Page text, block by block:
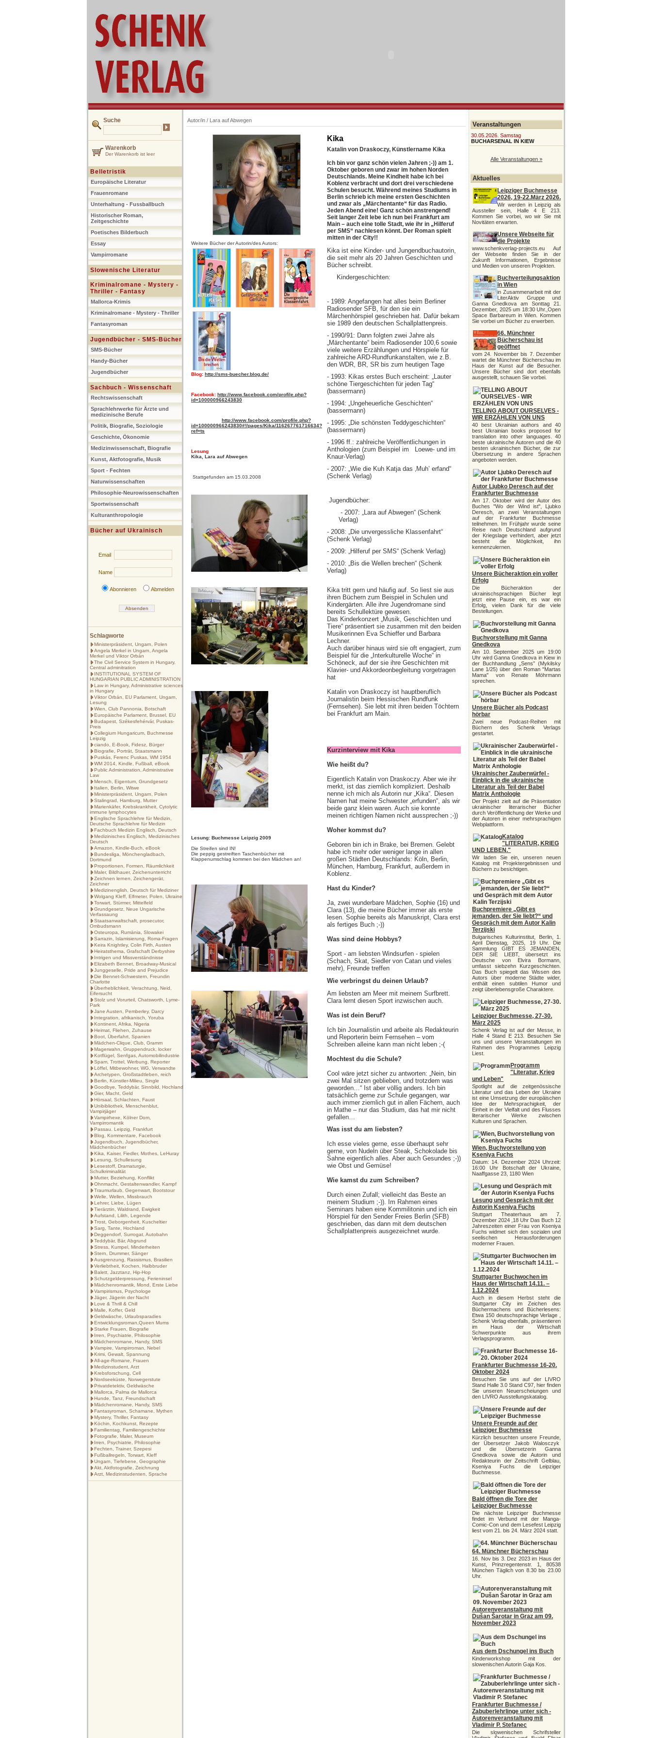
Suche
Warenkorb
Der Warenkorb ist leer
Belletristik
Europäische Literatur
Frauenromane
Unterhaltung - Fussballbuch
Historischer Roman,
Zeitgeschichte
Poetisches Bilderbuch
Essay
Vampirromane
Slowenische Literatur
Kriminalromane - Mystery -
Thriller - Fantasy
Mallorca-Krimis
Kriminalromane - Mystery - Thriller
Fantasyroman
Jugendbücher - SMS-Bücher
SMS-Bücher
Handy-Bücher
Jugendbücher
Sachbuch - Wissenschaft
Rechtswissenschaft
Sprachlehrwerke für Ärzte und
medizinische Berufe
Politik, Biografie, Soziologie
Geschichte, Ökonomie
Medizinwissenschaft, Biografie
Kunst, Aktfotografie, Musik
Sport - Fechten
Naturwissenschaften
Philosophie-Neurowissenschaften
Sportwissenschaft
Kulturanthropologie
Bücher auf Ukrainisch
Email
Name
Abonnieren Abmelden
Schlagworte
Ministerpräsident, Ungarn, Polen
Angela Merkel in Ungarn, Angela
Merkel und Viktor Orbán
The Civil Service System in Hungary,
Central adminitration
INSTITUTIONAL SYSTEM OF
HUNGARIAN PUBLIC ADMINISTRATION
Law in Hungary, Administrative sciences
in Hungary
Viktor Orbán, EU Parlament, Ungarn,
Lesung
Wien, Club Pannonia, Botschaft
Europäische Parlament, Brussel, EU
Budapest, Székesfehérvár, Puskas-
Preis
Collegium Hungaricum, Buchmesse
Leipzig
ciando, E-Book, Fidesz, Bürger
Biografie, Porträt, Staatsmann
Puskás, Ferenc Puskas, WM 1954
WM 2014, Kindle, Fußball, eBook
Public Administration, Administrative
Law
Mensch, Eigentum, Grundgesetz
Italien, Berlin, Witwe
Ministerpräsident, Ungarn, Polen
Stalingrad, Hamburg, Mutter
Marienkäfer, Krebskrankheit, Cytolytic
immune lymphocytes
Englische Sprachlehre für Medizin,
Deutsche Sprachlehre für Medizin
Fachbuch Medizin Englisch, Deutsch
Medizinisches Englisch, Medizinisches
Deutsch
Amazon, Kindle-Buch, eBook
Bundesliga, Mönchengladbach,
Dortmund
Proportionen, Formen, Räumlichkeit
Maler, Bildhauer, Zeichenunterricht
Zeichnen lernen, Zeichengerät,
Zeichner
Medizinenglish, Deutsch für Mediziner
Wolgang Kleff, Elfmeter, Polen, Ukraine
Torwart, Stürmer, Mittelfeld
Grundgesetz, Neue Ungarische
Verfassaung
Staatsanwaltschaft, prosecutor,
Ombudsmann
Osteuropa, Rumänia, Slowakei
Sarrazin, Islamisierung, Roma-Fragen
Keira Knightley, Colin Firth, Austen
Heiratsthema, Grafschaft Derbyshire
Intrigen und Missverständnisse
Elizabeth Bennet, Broadway-Musical
Junggeselle, Pride and Prejudice
Die Bennet-Schwestern, Freundin
Charlotte
Überheblichkeit, Verachtung, Neid,
Eifersucht
Stolz und Vorurteil, Chatsworth, Lyme-
Park
Jane Austen, Pemberley, Darcy
Integration, afrikanisch, Yoruba
Kontinent, Afrika, Nigeria
Heimat, Fliehen, Zuhause
Boot, Überfahrt, Spanien
Mädchen-Clique, Club, Gramm
Magerwahn, Gruppendruck, locker
Kotflügel, Senfgas, Automobilindustrie
Spam, Trottel, Werbung, Reporter
Löffel, Mitbewohner, WG, Verwandte
Archetypen, Großstadtleben, reich
Berlin, Künstler-Milieu, Single
Goodbye, Teddybär, Sinnbild, Hochland
Gier, Macht, Geld
Hörsaal, Schlachten, Faust
Unibibliothek, Menschenblut,
Vampirjäger
Vampirhexe, Kölner Dom,
Vampirromantik
Passau. Leipzig, Frankfurt
Blog, Kommentare, Facebook
Jugendbuch, Jugendbücher,
Mädchenbücher
Kika, Kaiser, Fiedler, Mothes, LeHuray
Lesung, Schullesung
Lesestoff, Dramaturgie,
Schulkriminalität
Mutter, Beziehung, Konflikt
Ohnmacht, Gestaltenwandler, Kampf
Traumurlaub, Gegenwart, Bootstour
Welle, Wellen, Missbrauch
Lehrer, Liebe, Lügen
Tierärztin, Waldrand, Ewigkeit
Aufstand, Lilith, Legende
Trost, Geborgenheit, Kuscheltier
Sarg, Tante, Hochland
Deggendorf, Surrogat, Autobahn
Teddybär, Bär, Abgrund
Stress, Kumpel, Minderheiten
Stern, Drummer, Sänger
Ausgrenzung, Rassismus, Brasilien
Verliebtheit, Kochen, Halbbruder
Balett, Jazztanz, Hip-Hop
Schutzgelderpressung, Ferieninsel
Mädchenromantik, Mond, Erste Liebe
Vampirismus, Psychologe
Jäger, Jägerin der Nacht
Love & Thrill & Chill
Malle, Koffer, Geld
Geldwäsche, Urlaubsparadies
Entwicklungsroman,Queen Mums
Starke Frauen, Biografie
Irren, Psychiatrie, Philosophie
Mädchenromane, Handy, SMS
Vampire, Vampirroman, Nebel
Krimi, Gewalt, Spannung
All-age-Romane, Frauen
Medizinstudent, Arzt
Krebsforschung, Cell
Nordseeküste, Norwegerstute
Privatdetektiv, Geldwäsche
Mallorca, Palma de Mallorca
Hunde, Tanz, Freundschaft
Mädchenromane, Handy, SMS
Fantasyroman, Schamane, Mythen
Mystery, Thriller, Fantasy
Köchin, Kochkunst, Rezepte
Familientag, Familiengeschichte
Fotografie, Maler, Museum
Irren, Psychiatrie, Philosophie
Fechten, Trainer, Szepesi
Fußballregeln, Torwart, Kleff
Ungarn, Tiefebene, Geographie
Akt, Aktfotografie, Zeichnung
Arzt, Medizinstudenten, Sprache
Autor/in / Lara auf Abwegen
Weitere Bücher der Autorin/des Autors:
Blog: http://sms-buecher.blog.de/
Facebook: http://www.facebook.com/profile.php?
id=100000966243830
http://www.facebook.com/profile.php?
id=100000966243830#!/pages/Kika/116267761716634?
ref=ts
Lesung
Kika, Lara auf Abwegen
Stattgefunden am 15.03.2008
Lesung: Buchmesse Leipzig 2009
Die Streifen sind IN!
Die peppig gestreiften Taschenbücher mit
Klappenumschlag kommen bei den Mädchen an!
Kika
Katalin von Draskoczy, Künstlername Kika
Ich bin vor ganz schön vielen Jahren ;-)) am 1.
Oktober geboren und zwar im hohen Norden
Deutschlands. Meine Kindheit habe ich bei
Koblenz verbracht und dort drei verschiedene
Schulen besucht. Während meines Studiums in
Berlin schrieb ich meine ersten Geschichten
und zwar als „Märchentante“ für das Radio.
Jeden Abend eine! Ganz schön anstrengend!
Seit langer Zeit lebe ich nun bei Frankfurt am
Main – auch eine tolle Stadt, wie ihr in „Hilferuf
per SMS“ nachlesen könnt. Der Roman spielt
mitten in der City!!
Kika ist eine Kinder- und Jungendbuchautorin,
die seit mehr als 20 Jahren Geschichten und
Bücher schreibt.
Kindergeschichten:
- 1989: Angefangen hat alles beim Berliner
Radiosender SFB, für den sie ein
Märchenhörspiel geschrieben hat. Dafür bekam
sie 1989 den deutschen Schallplattenpreis.
- 1990/91: Dann folgten zwei Jahre als
„Märchentante“ beim Radiosender 100,6 sowie
viele weitere Erzählungen und Hörspiele für
zahlreiche ARD-Rundfunkanstalten, wie z.B.
den WDR, BR, SR bis zum heutigen Tage
- 1993: Kikas erstes Buch erscheint: „Lauter
schöne Tiergeschichten für jeden Tag“
(bassermann)
- 1994: „Ungeheuerliche Geschichten“
(bassermann)
- 1995: „Die schönsten Teddygeschichten“
(bassermann)
- 1996 ff.: zahlreiche Veröffentlichungen in
Anthologien (zum Beispiel im Loewe- und im
Knaur-Verlag)
- 2007: „Wie die Kuh Katja das ‚Muh’ erfand“
(Schenk Verlag)
Jugendbücher:
- 2007: „Lara auf Abwegen“ (Schenk
Verlag)
- 2008: „Die unvergessliche Klassenfahrt“
(Schenk Verlag)
- 2009: „Hilferuf per SMS“ (Schenk Verlag)
- 2010: „Bis die Wellen brechen“ (Schenk
Verlag)
Kika tritt gern und häufig auf. So liest sie aus
ihren Büchern zum Beispiel in Schulen und
Kindergärten. Alle ihre Jugendromane sind
bereits Schullektüre gewesen.
Das Kinderkonzert „Musik, Geschichten und
Tiere“ präsentiert sie zusammen mit den beiden
Musikerinnen Eva Schieffer und Barbara
Lechner.
Auch darüber hinaus wird sie oft engagiert, zum
Beispiel für die „Interkulturelle Woche“ in
Schöneck, auf der sie ihre Geschichten mit
Klavier- und Akkordeonbegleitung vorgetragen
hat
Katalin von Draskoczy ist hauptberuflich
Journalistin beim Hessischen Rundfunk
(Fernsehen). Sie lebt mit ihren beiden Töchtern
bei Frankfurt am Main.
Kurzinterview mit Kika
Wie heißt du?
Eigentlich Katalin von Draskoczy. Aber wie ihr
merkt, ist das ziemlich kompliziert. Deshalb
nenne ich mich als Autorin nur „Kika“. Diesen
Namen hat meine Schwester „erfunden“, als wir
beide ganz klein waren. Auch sie konnte
meinen richtigen Namen nicht aussprechen ;-))
Woher kommst du?
Geboren bin ich in Brake, bei Bremen. Gelebt
habe ich mehr oder weniger lange in allen
großen Städten Deutschlands: Köln, Berlin,
München, Hamburg, Frankfurt, außerdem in
Koblenz.
Hast du Kinder?
Ja, zwei wunderbare Mädchen, Sophie (16) und
Clara (13), die meine Bücher immer als erste
lesen. Sophie bereits als Manuskript, Clara erst
als fertiges Buch ;-))
Was sind deine Hobbys?
Sport - am liebsten Windsurfen - spielen
(Schach, Skat, Siedler von Catan und vieles
mehr), Freunde treffen
Wie verbringst du deinen Urlaub?
Am liebsten am Meer mit meinem Surfbrett.
Clara lernt diesen Sport inzwischen auch.
Was ist dein Beruf?
Ich bin Journalistin und arbeite als Redakteurin
und Reporterin beim Fernsehen – vom
Schreiben alleine kann man nicht leben ;-(
Mochtest du die Schule?
Cool wäre jetzt sicher zu antworten: „Nein, bin
zwei Mal sitzen geblieben, und trotzdem was
geworden…“ Ist aber völlig anders. Ich bin
tatsächlich gerne zur Schule gegangen, war
auch immer ziemlich gut in allen Fächern, auch
in Mathe – nur das Studium, das hat mir nicht
gefallen…
Was isst du am liebsten?
Ich esse vieles gerne, esse überhaupt sehr
gerne, von Nudeln über Steak, Schokolade bis
Sahne eigentlich alles. Aber auch Gesundes ;-))
wie Obst und Gemüse!
Wie kamst du zum Schreiben?
Durch einen Zufall; vielleicht das Beste an
meinem Studium ;-)). Im Rahmen eines
Seminars haben eine Kommilitonin und ich ein
Hörspiel für den Sender Freies Berlin (SFB)
geschrieben, das dann mit dem deutschen
Schallplattenpreis ausgezeichnet wurde.
Veranstaltungen
30.05.2026. Samstag
BUCHARSENAL IN KIEW
Alle Veranstaltungen »
Aktuelles
Leipziger Buchmesse
2026, 19-22.März 2026.
Wir werden in Leipzig als
Aussteller sein, Halle 4 E 213.
Kommen Sie vorbei, wo wir Sie mit
Novitäten erwarten.
Unsere Webseite für
die Projekte
www.schenkverlag-projects.eu Auf
der Webseite finden Sie in der
Zukunft Informationen, Ergebnisse
und Medien von unseren Projekten.
Buchverteilungsaktion
in Wien
in Zusammenarbeit mit der
LiterAktiv Gruppe und
Ganna Gnedkova am Sonttag 21.
Dezember, 2025 um 18:30 Uhr.,Open
Space Barbareum in Wien. Kommen
Sie vorbei um Bücher zu erwerben.
66. Münchner
Bücherschau ist
geöffnet
vom 24. November bis 7. Dezember
wartet die Münchner Bücherschau im
Haus der Kunst auf die Besucher.
Unsere Bücher sind dort ebenfalls
ausgestellt, schauen Sie vorbei.
TELLING ABOUT OURSELVES -
WIR ERZÄHLEN VON UNS
40 best Ukrainian authors and 40
best Ukrainian books proposed for
translation into other languages. 40
beste ukrainische Autoren und die 40
besten ukrainischen Bücher, die zur
Übersetzung in andere Sprachen
angeboten werden.
Autor Ljubko Deresch auf der
Frankfurter Buchmesse
Am 17. Oktober wird der Autor des
Buches "Wo der Wind ist", Ljubko
Deresch, an zwei Veranstaltungen
auf der Frankfurter Buchmesse
teilnehmen. Im Frühjahr wurde seine
Reise nach Deutschland aufgrund
der Kriegslage verhindert, aber jetzt
besteht die Möglichkeit, ihn
kennenzulernen.
Unsere Bücheraktion ein voller
Erfolg
Die Bücheraktion der
ukrainischsprachigen Bücher legt
jetzt eine Pause ein, es war ein
Erfolg, vielen Dank für die viele
Bestellungen.
Buchvorstellung mit Ganna
Gnedkova
Am 10. September 2025 um 19:00
Uhr wird Ganna Gnedkova in Kiew in
der Buchhandlung „Sens” (Mykilsky
Lane 1/25) über den Roman "Martas
Mama" von Renate Möhrmann
sprechen.
Unsere Bücher als Podcast
hörbar
Zwei neue Podcast-Reihen mit
Büchern des Schenk Verlags
gestartet.
Ukrainischer Zauberwürfel -
Einblick in die ukrainische
Literatur als Teil der Babel
Matrix Anthologie
Der Projekt zielt auf die Präsentation
ukrainischer literarischer Bücher
durch Veröffentlichung der Werke und
der Autoren in einer mehrsprachigen
Webplattform.
Katalog
"LITERATUR, KRIEG
UND LEBEN."
Wir laden Sie ein, unseren neuen
Katalog mit Projektergebnissen und
Büchern zu besichtigen.
Buchpremiere „Gibt es
jemanden, der Sie liebt?“ und
Gespräch mit dem Autor Kalin
Terzijski
Bulgarisches Kulturinstitut, Berlin, 1.
April Dienstag, 2025, 19 Uhr. Die
Sammlung GIBT ES JEMANDEN,
DER SIE LIEBT, übersetzt ins
Deutsche von Elvira Bormann,
umfasst siebzehn Kurzgeschichten.
Das Buch spiegelt das Wissen des
Autors über moderne Städte wider,
enthält einen subtilen Humor und
zeigt überlebensgroße Charaktere.
Leipziger Buchmesse, 27-30.
März 2025
Schenk Verlag ist auf der Messe, in
Halle 4 Stand E 213. Besuchen Sie
uns und unsere Veranstaltungen im
Rahmen des Programmes Leipzig
Liest.
Programm
"Literatur, Krieg
und Leben"
Spotlight auf die zeitgenössische
Literatur und das Leben der Ukraine
ist eine Umsetzung der europäischen
Idee der Mehrsprachigkeit, der
Einheit in der Vielfalt und des Flusses
literarischer Werke zwischen
Kulturen und Sprachen.
Wien, Buchvorstellung von
Kseniya Fuchs
Datum: 14. Dezember 2024 Uhrzeit:
16:00 Uhr Botschaft der Ukraine,
Naaffgasse 23, 1180 Wien
Lesung und Gespräch mit der
Autorin Kseniya Fuchs
Stuttgart Theaterhaus am 7.
Dezember 2024 ,18 Uhr Das Buch 12
Jahreszeiten einer Frau von Kseniya
Fuchs widmet sich den sozialen und
seelischen Herausforderungen
moderner Frauen.
Stuttgarter Buchwochen im
Haus der Wirtschaft 14.11. –
1.12.2024
Auch in diesem Herbst steht die
Stuttgarter City im Zeichen des
Büchermachens und Bücherlesens:
Etwa 150 deutschsprachige Verlage ,
Schenk Verlag ebenfalls, präsentieren
im Haus der Wirtschaft
Schwerpunkte aus ihrem
Verlagsprogramm.
Frankfurter Buchmesse 16-20.
Oktober 2024
Besuchen Sie uns auf der LIVRO
Stand Halle 3.0 Stand C97, hier finden
Sie unseren Neuerscheiungen und
den LIVRO Ausstellungskatalog.
Unsere Freunde auf der
Leipziger Buchmesse
Kürzlich besuchten unsere Freunde,
der Übersetzer Jakob Walosczyk
und die Übersetzerin Ganna
Gnedkova sowie die Autorin und
Redakteurin der Zeitschrift Gelblau,
Kseniya Fuchs die Leipziger
Buchmesse.
Bald öffnen die Tore der
Leipziger Buchmesse
Die nächste Leipziger Buchmesse
findet im Verbund mit der Manga-
Comic-Con und dem Lesefest Leipzig
liest vom 21. bis 24. März 2024 statt.
64. Münchner Bücherschau
16. Nov bis 3. Dez 2023 im Haus der
Kunst, Prinzregentenstr. 1, 80538
München Täglich von 8.30 bis 23.00
Uhr.
Autorenveranstaltung mit
Dušan Šarotar in Graz am 09.
November 2023
Aus dem Dschungel ins Buch
Kinderworkshop mit der
slowenischen Autorin Gaja Kos.
Frankfurter Buchmesse /
Zabuberlehrlinge unter sich -
Autorenveranstaltung mit
Vladimir P. Stefanec
Die slowenischen Schrifsteller